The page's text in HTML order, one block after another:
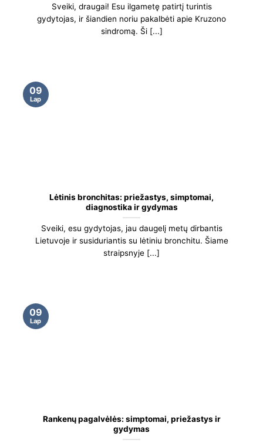
Sveiki, draugai! Esu ilgametę patirtį turintis
gydytojas, ir šiandien noriu pakalbėti apie Kruzono
sindromą. Ši [...]
Lėtinis bronchitas: priežastys, simptomai,
diagnostika ir gydymas
Sveiki, esu gydytojas, jau daugelį metų dirbantis
Lietuvoje ir susiduriantis su lėtiniu bronchitu. Šiame
straipsnyje [...]
09
Lap
Rankenų pagalvėlės: simptomai, priežastys ir
gydymas
09
Lap